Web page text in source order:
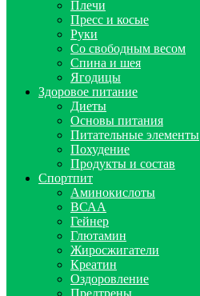
Плечи
Пресс и косые
Руки
Со свободным весом
Спина и шея
Ягодицы
Здоровое питание
Диеты
Основы питания
Питательные элементы
Похудение
Продукты и состав
Спортпит
Аминокислоты
ВСАА
Гейнер
Глютамин
Жиросжигатели
Креатин
Оздоровление